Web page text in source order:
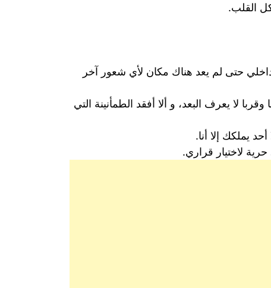
القلب.
حتى لم يعد هناك مكان لأي شعور آخر
لا يعرف البعد، و ألا أفقد الطمأنينة التي
يملكك إلا أنا.
لاختيار قراري.